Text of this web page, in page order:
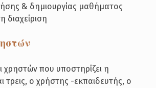
& δημιουργίας μαθήματος
διαχείριση
χρηστών που υποστηρίζει η
τρεις, ο χρήστης -εκπαιδευτής, ο